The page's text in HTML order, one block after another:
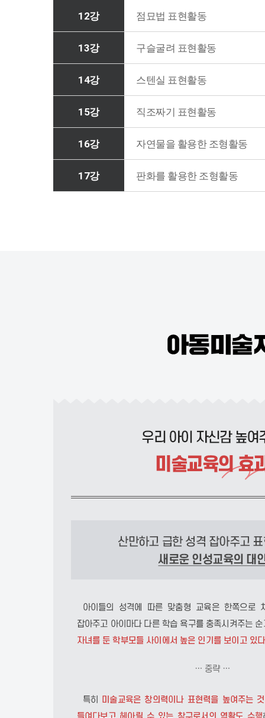
12강 점묘법 표현활동
13강 구슬굴려 표현활동
14강 스텐실 표현활동
15강 직조짜기 표현활동
16강 자연물을 활용한 조형활동
17강 판화를 활용한 조형활동